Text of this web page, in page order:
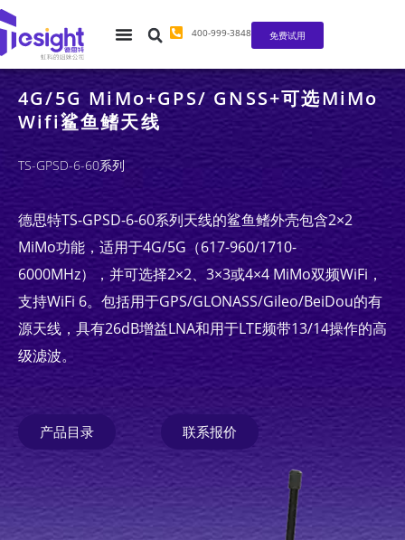
400-999-3848 免费试用
4G/5G MiMo+GPS/ GNSS+可选MiMo
Wifi鲨鱼鳍天线
TS-GPSD-6-60系列
德思特TS-GPSD-6-60系列天线的鲨鱼鳍外壳包含2×2
MiMo功能，适用于4G/5G（617-960/1710-
6000MHz），并可选择2×2、3×3或4×4 MiMo双频WiFi，
支持WiFi 6。包括用于GPS/GLONASS/Gileo/BeiDou的有
源天线，具有26dB增益LNA和用于LTE频带13/14操作的高
级滤波。
产品目录 联系报价